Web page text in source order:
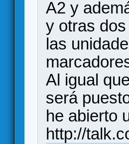
A2 y
y otras
las
Al igual
será
he abierto
http://